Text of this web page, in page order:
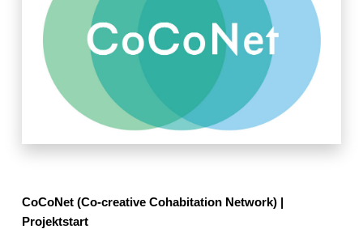
CoCoNet (Co-creative Cohabitation Network) |
Projektstart